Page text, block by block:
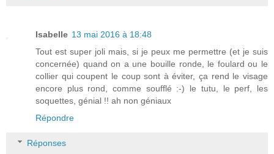
Isabelle 13 mai 2016 à 18:48
Tout est super joli mais, si je peux me permettre (et je suis
concernée) quand on a une bouille ronde, le foulard ou le
collier qui coupent le coup sont à éviter, ça rend le visage
encore plus rond, comme soufflé :-) le tutu, le perf, les
soquettes, génial !! ah non géniaux
Répondre
Réponses